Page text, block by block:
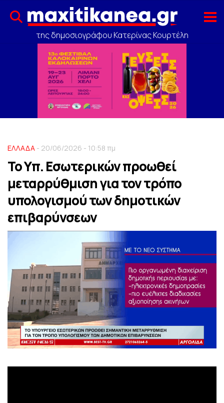
της δημοσιογράφου Κατερίνας Κουρτέλη
ΕΛΛΑΔΑ - 20/06/2026 - 10:58 πμ
Το Υπ. Εσωτερικών προωθεί
μεταρρύθμιση για τον τρόπο
υπολογισμού των δημοτικών
επιβαρύνσεων